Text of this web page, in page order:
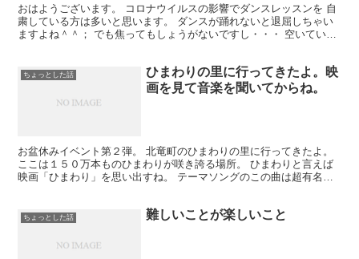
おはようございます。 コロナウイルスの影響でダンスレッスンを 自
粛している方は多いと思います。 ダンスが踊れないと退屈しちゃい
ますよね＾＾； でも焦ってもしょうがないですし・・・ 空いている
ちょっとした話
ひまわりの里に行ってきたよ。映
画を見て音楽を聞いてからね。
お盆休みイベント第２弾。 北竜町のひまわりの里に行ってきたよ。
ここは１５０万本ものひまわりが咲き誇る場所。 ひまわりと言えば
映画「ひまわり」を思い出すね。 テーマソングのこの曲は超有名。
ちょっとした話 難しいことが楽しいこと